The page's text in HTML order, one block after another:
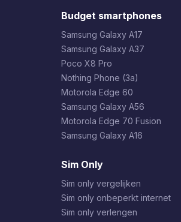
Budget smartphones
Samsung Galaxy A17
Samsung Galaxy A37
Poco X8 Pro
Nothing Phone (3a)
Motorola Edge 60
Samsung Galaxy A56
Motorola Edge 70 Fusion
Samsung Galaxy A16
Sim Only
Sim only vergelijken
Sim only onbeperkt internet
Sim only verlengen